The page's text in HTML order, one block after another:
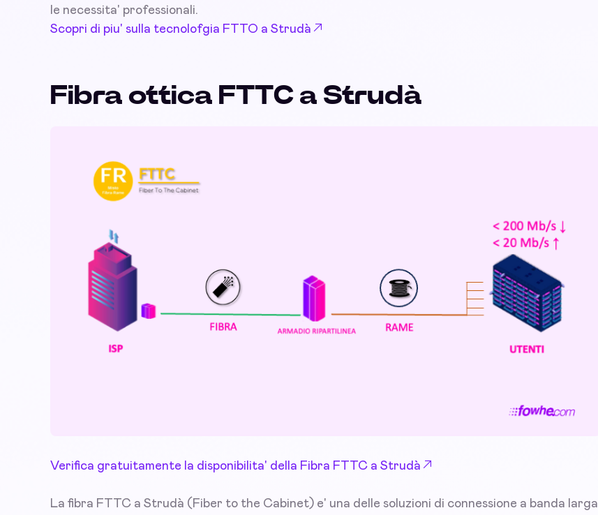
le necessita' professionali.
Scopri di piu' sulla tecnolofgia FTTO a Strudà
Fibra ottica FTTC a Strudà
Verifica gratuitamente la disponibilita' della Fibra FTTC a Strudà
La fibra FTTC a Strudà (Fiber to the Cabinet) e' una delle soluzioni di connessione a banda larga